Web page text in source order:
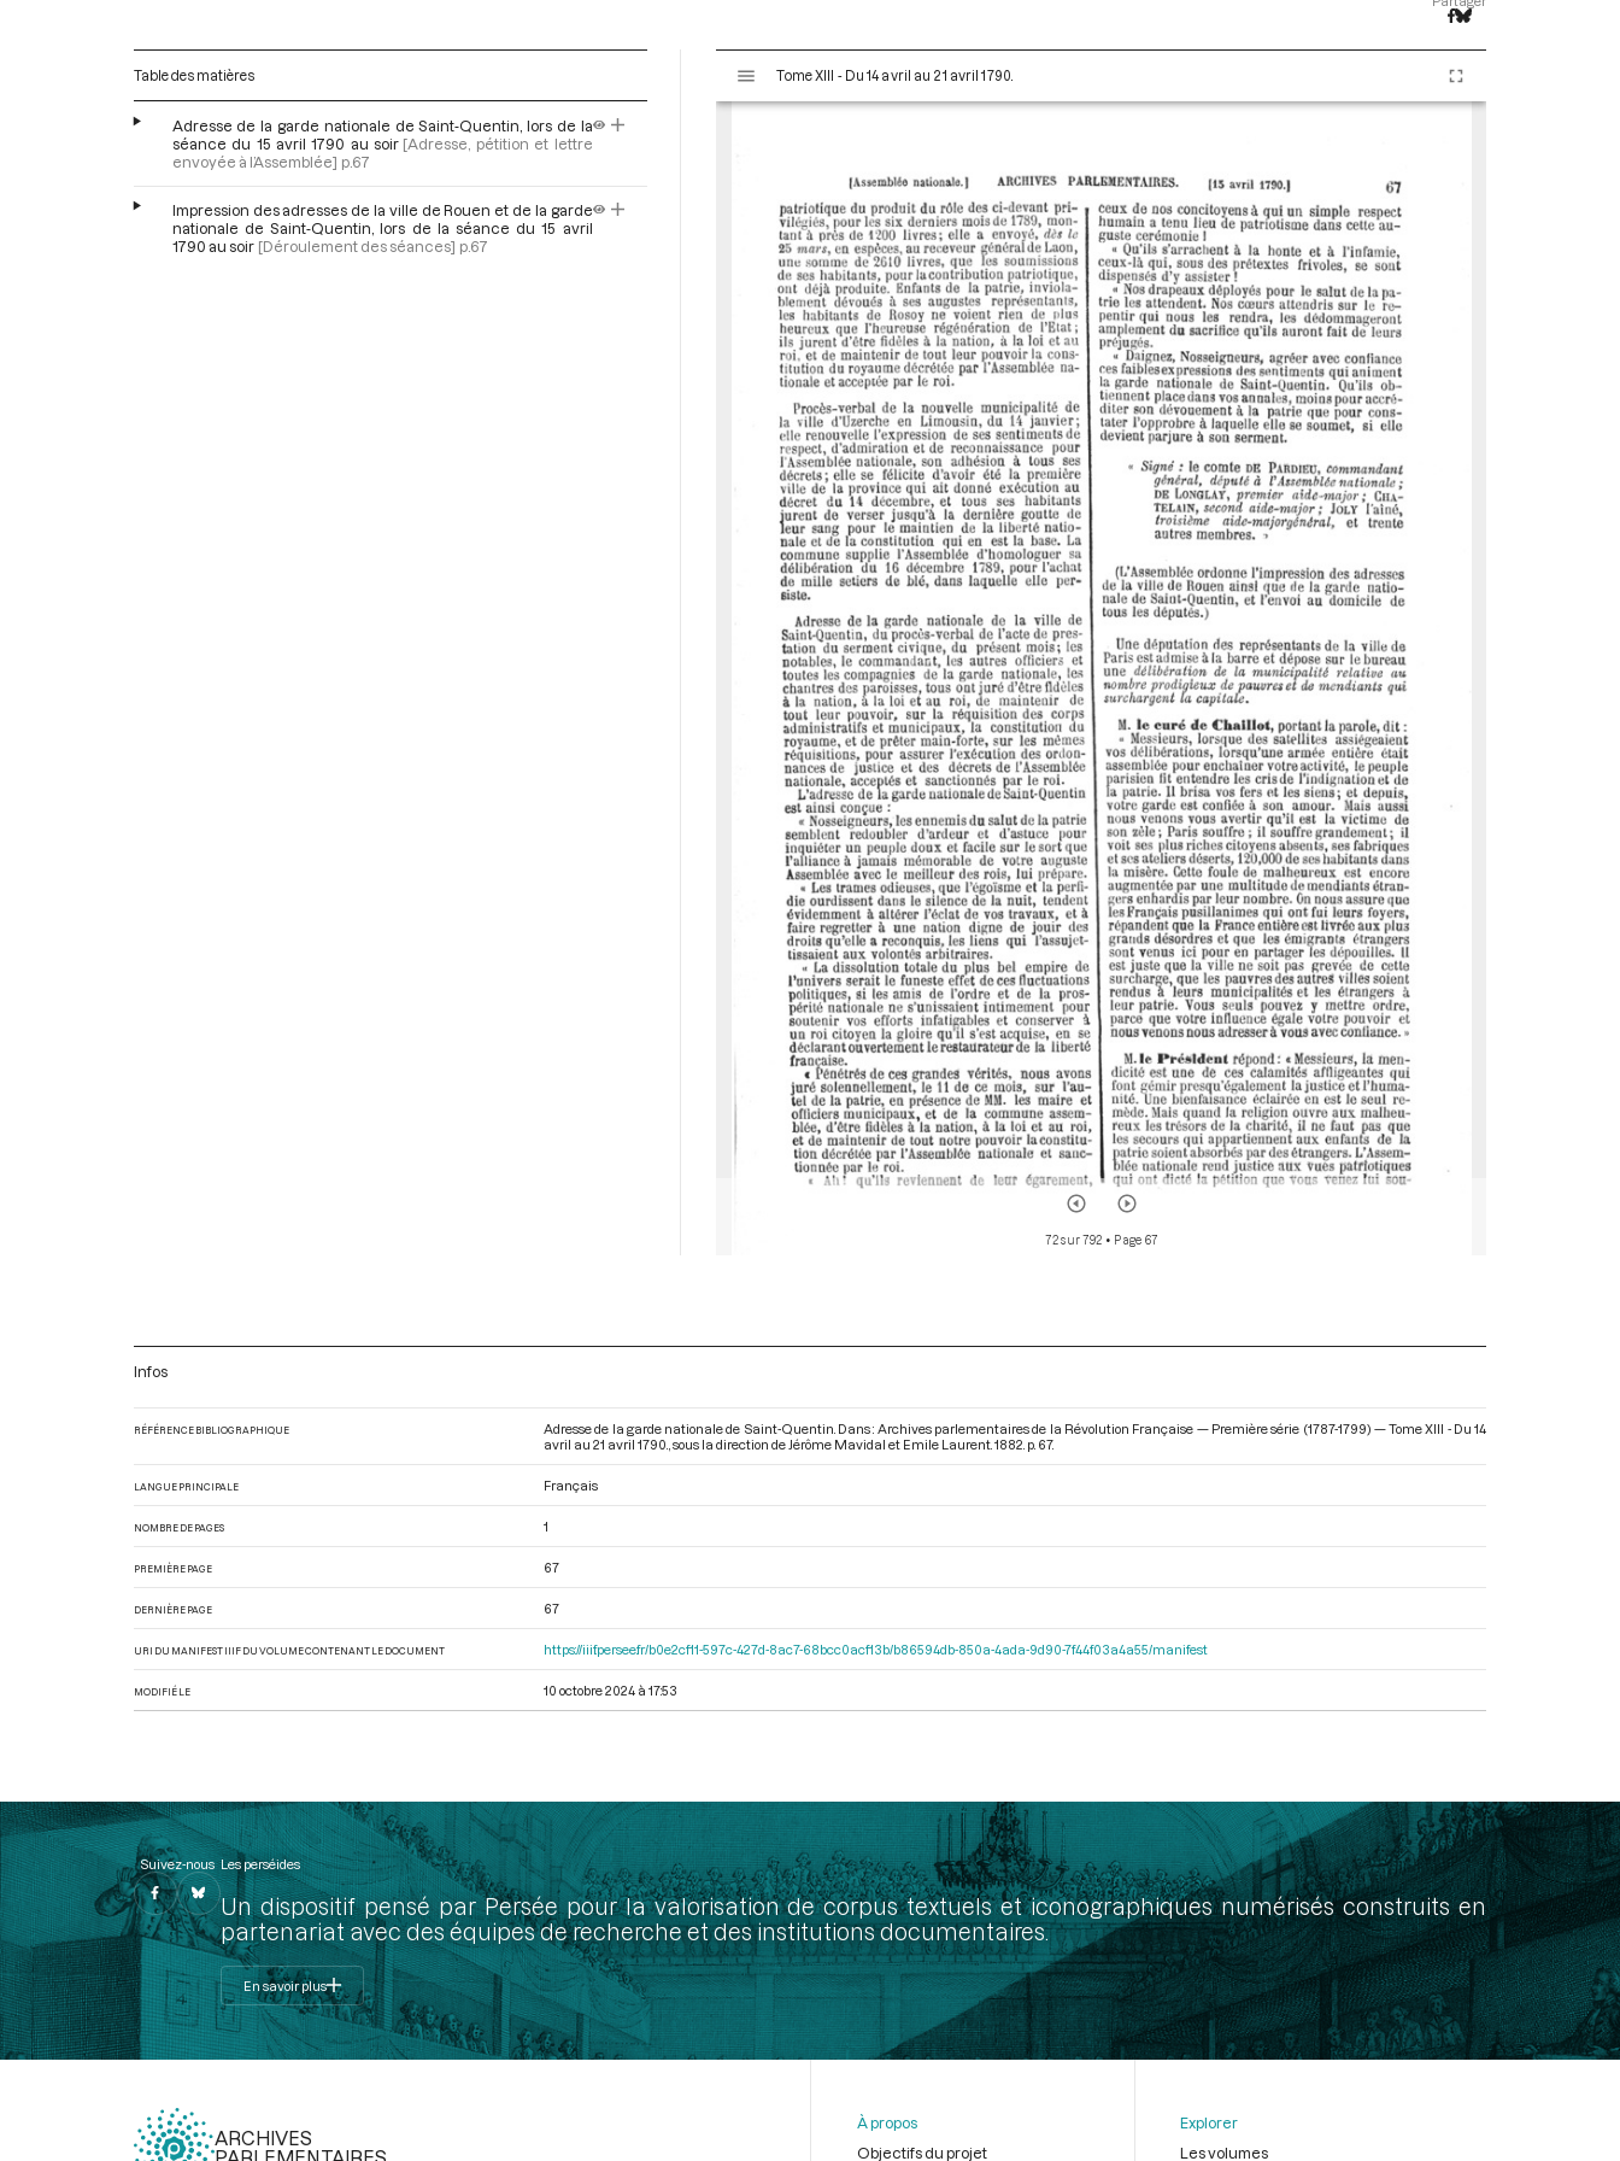
Table des matières
Adresse de la garde nationale de Saint-Quentin, lors de la
séance du 15 avril 1790 au soir [Adresse, pétition et lettre
envoyée à l’Assemblée] p.67
Impression des adresses de la ville de Rouen et de la garde
nationale de Saint-Quentin, lors de la séance du 15 avril
1790 au soir [Déroulement des séances] p.67
s
Tome XIII - Du 14 avril au 21 avril 1790.
72 sur 792 • Page 67
Infos
RÉFÉRENCE BIBLIOGRAPHIQUE
Adresse de la garde nationale de Saint-Quentin. Dans : Archives parlementaires de la Révolution Française — Première série (1787-1799) — Tome XIII - Du 14
avril au 21 avril 1790. , sous la direction de Jérôme Mavidal et Emile Laurent. 1882. p. 67.
LANGUE PRINCIPALE Français
NOMBRE DE PAGES 1
PREMIÈRE PAGE 67
DERNIÈRE PAGE 67
URI DU MANIFEST IIIF DU VOLUME CONTENANT LE DOCUMENT https://iiif.persee.fr/b0e2cf11-597c-427d-8ac7-68bcc0acf13b/b86594db-850a-4ada-9d90-7f44f03a4a55/manifest
MODIFIÉ LE 10 octobre 2024 à 17:53
Suivez-nous Les perséides
Un dispositif pensé par Persée pour la valorisation de corpus textuels et iconographiques numérisés construits en
partenariat avec des équipes de recherche et des institutions documentaires.
En savoir plus
ARCHIVES
À propos
Objectifs du projet
Explorer
Les volumes